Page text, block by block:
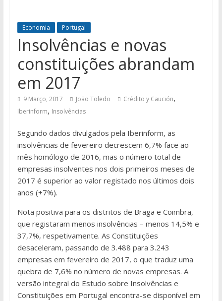
Economia Portugal
Insolvências e novas
constituições abrandam
em 2017
9 Março, 2017 João Toledo Crédito y Caución,
Iberinform, Insolvências
Segundo dados divulgados pela Iberinform, as
insolvências de fevereiro decrescem 6,7% face ao
mês homólogo de 2016, mas o número total de
empresas insolventes nos dois primeiros meses de
2017 é superior ao valor registado nos últimos dois
anos (+7%).
Nota positiva para os distritos de Braga e Coimbra,
que registaram menos insolvências – menos 14,5% e
37,7%, respetivamente. As Constituições
desaceleram, passando de 3.488 para 3.243
empresas em fevereiro de 2017, o que traduz uma
quebra de 7,6% no número de novas empresas. A
versão integral do Estudo sobre Insolvências e
Constituições em Portugal encontra-se disponível em